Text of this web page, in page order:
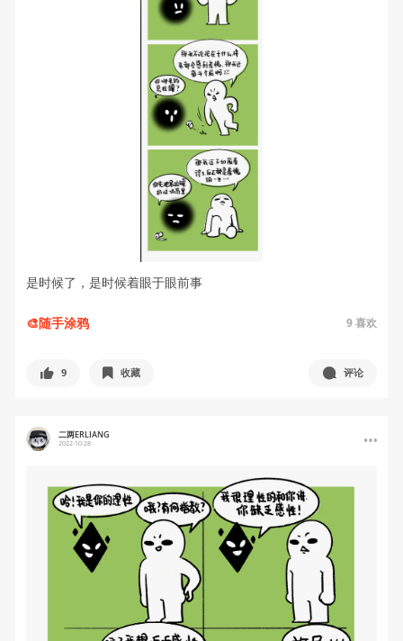
是时候了，是时候着眼于眼前事
🎨随手涂鸦 9喜欢
9 收藏 评论
二两ERLIANG
2022-10-28